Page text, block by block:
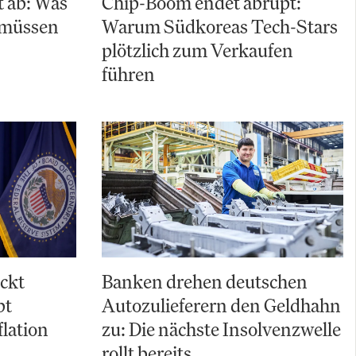
Warum Südkoreas Tech-Stars
plötzlich zum Verkaufen
führen
Banken drehen deutschen
Autozulieferern den Geldhahn
zu: Die nächste Insolvenzwelle